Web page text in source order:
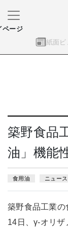
紙面ビ
ページ
築野食品
油」機能
食用油 ニュース
築野食品工業の
14日、γ-オリ